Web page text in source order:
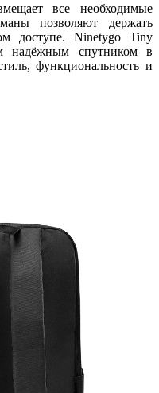
все необходимые
позволяют держать
доступе. Ninetygo Tiny
надёжным спутником в
функциональность и